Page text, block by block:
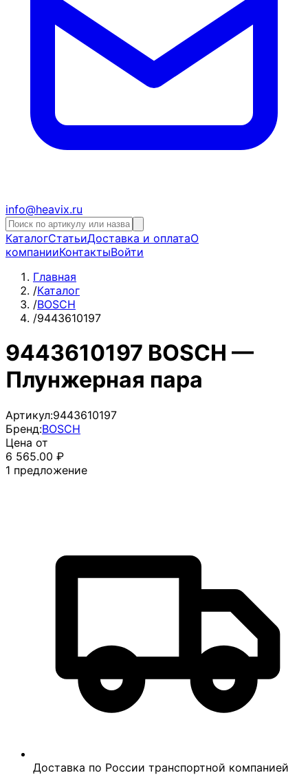
info@heavix.ru
КаталогСтатьиДоставка и оплатаО
компанииКонтактыВойти
Главная
/Каталог
/BOSCH
/9443610197
9443610197 BOSCH —
Плунжерная пара
Артикул:9443610197
Бренд:BOSCH
Цена от
6 565.00 ₽
1 предложение
Доставка по России транспортной компанией